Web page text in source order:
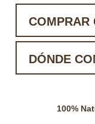
COMPRAR
DÓNDE
100%